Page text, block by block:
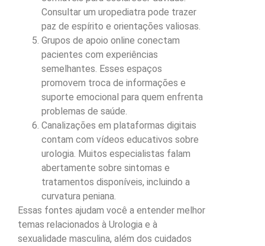
Consultar um uropediatra pode trazer
paz de espírito e orientações valiosas.
Grupos de apoio online conectam
pacientes com experiências
semelhantes. Esses espaços
promovem troca de informações e
suporte emocional para quem enfrenta
problemas de saúde.
Canalizações em plataformas digitais
contam com vídeos educativos sobre
urologia. Muitos especialistas falam
abertamente sobre sintomas e
tratamentos disponíveis, incluindo a
curvatura peniana.
Essas fontes ajudam você a entender melhor
temas relacionados à Urologia e à
sexualidade masculina, além dos cuidados